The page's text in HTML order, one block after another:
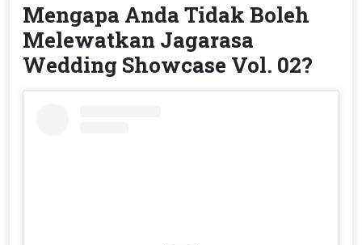
Mengapa Anda Tidak Boleh
Melewatkan Jagarasa
Wedding Showcase Vol. 02?